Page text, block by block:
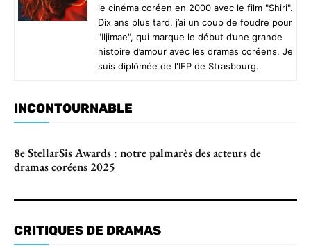
le cinéma coréen en 2000 avec le film "Shiri".
Dix ans plus tard, j’ai un coup de foudre pour
"Iljimae", qui marque le début d’une grande
histoire d’amour avec les dramas coréens. Je
suis diplômée de l'IEP de Strasbourg.
INCONTOURNABLE
8e StellarSis Awards : notre palmarès des acteurs de
dramas coréens 2025
CRITIQUES DE DRAMAS